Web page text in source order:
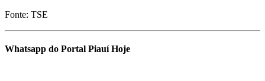
Fonte: TSE
Whatsapp do Portal Piauí Hoje